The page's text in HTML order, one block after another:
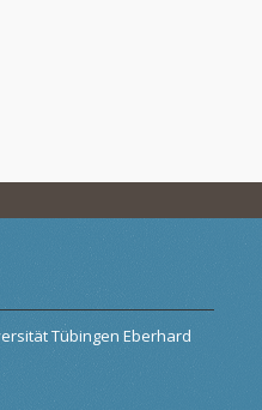
Tübingen Eberhard